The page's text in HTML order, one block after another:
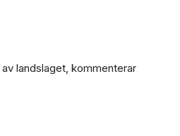
landslaget, kommenterar